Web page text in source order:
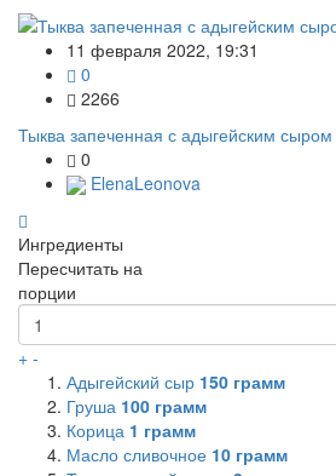
11 февраля 2022, 19:31
0
2266
Тыква запеченная с адыгейским сыром
0
ElenaLeonova
Ингредиенты
Пересчитать на
порции
+ -
Адыгейский сыр 150 грамм
Груша 100 грамм
Корица 1 грамм
Масло сливочное 10 грамм